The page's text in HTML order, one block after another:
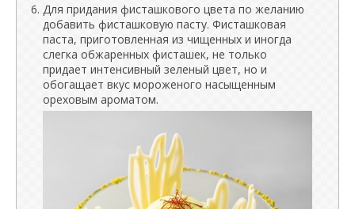
Для придания фисташкового цвета по желанию
добавить фисташковую пасту. Фисташковая
паста, приготовленная из чищенных и иногда
слегка обжаренных фисташек, не только
придает интенсивный зеленый цвет, но и
обогащает вкус мороженого насыщенным
ореховым ароматом.